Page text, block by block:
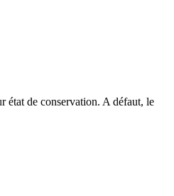
état de conservation. A défaut, le